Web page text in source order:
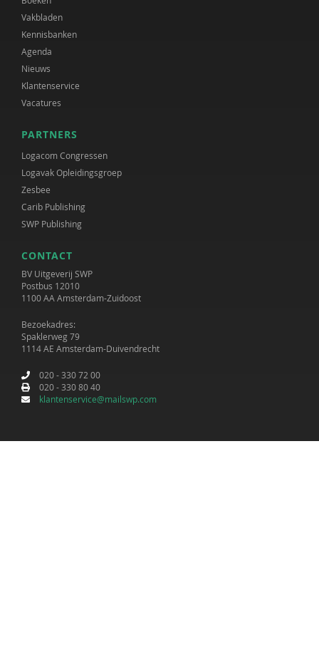
Vakbladen
Kennisbanken
Agenda
Nieuws
Klantenservice
Vacatures
PARTNERS
Logacom Congressen
Logavak Opleidingsgroep
Zesbee
Carib Publishing
SWP Publishing
CONTACT
BV Uitgeverij SWP
Postbus 12010
1100 AA Amsterdam-Zuidoost
Bezoekadres:
Spaklerweg 79
1114 AE Amsterdam-Duivendrecht
020 - 330 72 00
020 - 330 80 40
klantenservice@mailswp.com